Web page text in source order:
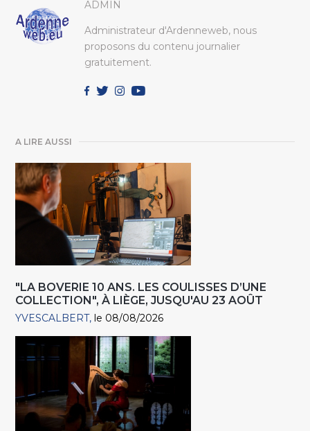
ADMIN
Administrateur d'Ardenneweb, nous
proposons du contenu journalier
gratuitement.
A LIRE AUSSI
"LA BOVERIE 10 ANS. LES COULISSES D’UNE
COLLECTION", À LIÈGE, JUSQU'AU 23 AOÛT
YVESCALBERT le 08/08/2026